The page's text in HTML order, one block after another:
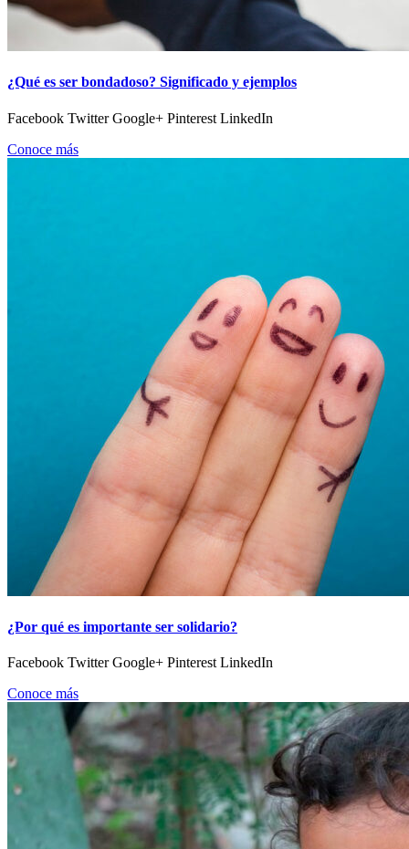
¿Qué es ser bondadoso? Significado y ejemplos
Facebook Twitter Google+ Pinterest LinkedIn
Conoce más
¿Por qué es importante ser solidario?
Facebook Twitter Google+ Pinterest LinkedIn
Conoce más